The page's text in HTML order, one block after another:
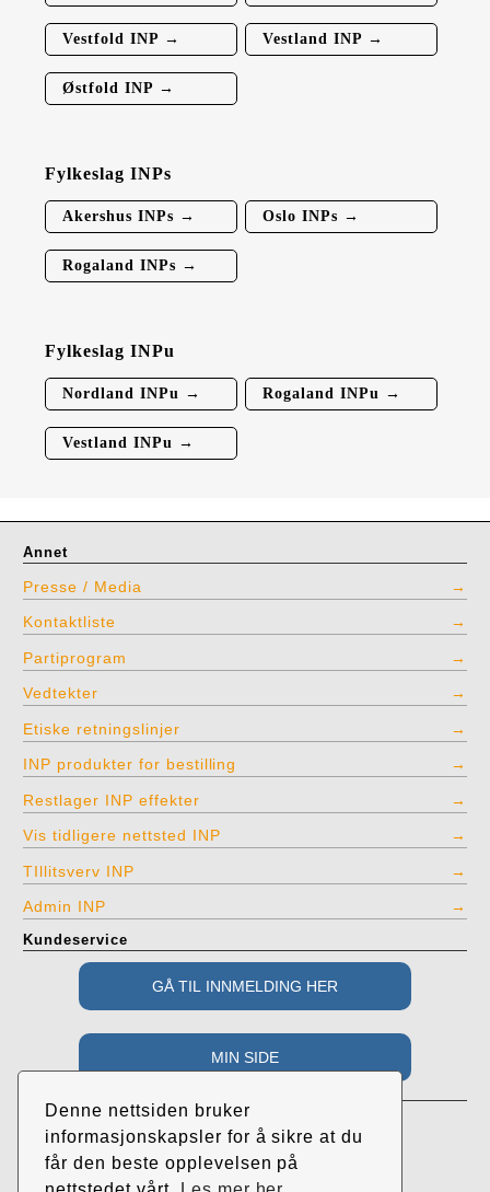
Denne nettsiden bruker
informasjonskapsler for å sikre at du
får den beste opplevelsen på
Vestfold INP → Vestland INP →
Østfold INP →
Fylkeslag INPs
Akershus INPs → Oslo INPs →
Rogaland INPs →
Fylkeslag INPu
Nordland INPu → Rogaland INPu →
Vestland INPu →
Annet
Presse / Media
Kontaktliste
Partiprogram
Vedtekter
Etiske retningslinjer
INP produkter for bestilling
Restlager INP effekter
Vis tidligere nettsted INP
TIllitsverv INP
Admin INP
Kundeservice
c/o Roar Randeberg
Øvrehusvegen 38